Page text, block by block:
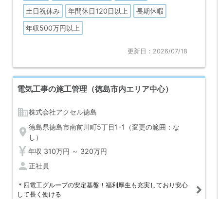
り、現場の声や提案も反映されやすい職場
土日祝休み 年間休日120日以上 長期休暇
年収500万円以上
更新日：2026/07/18
電気工事の施工管理（徳島市内エリア中心）
business株式会社アクセル徳島
location_on徳島県徳島市南前川町5丁目1-1（変更の範囲：な
し）
年収 310万円 ～ 320万円
person正社員
＊四電工グループの安定基盤！福利厚生も充実しており安心
して長く働ける